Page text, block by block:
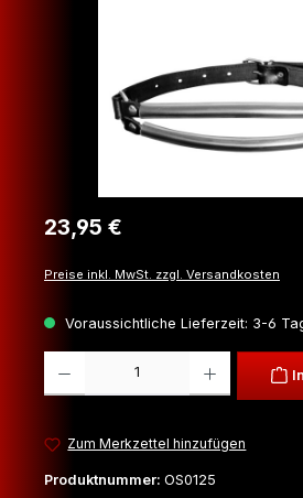
Regulärer Preis:
23,95 €
Preise inkl. MwSt. zzgl. Versandkosten
Voraussichtliche Lieferzeit: 3-6
Zum Merkzettel hinzufügen
Produktnummer: OS0125